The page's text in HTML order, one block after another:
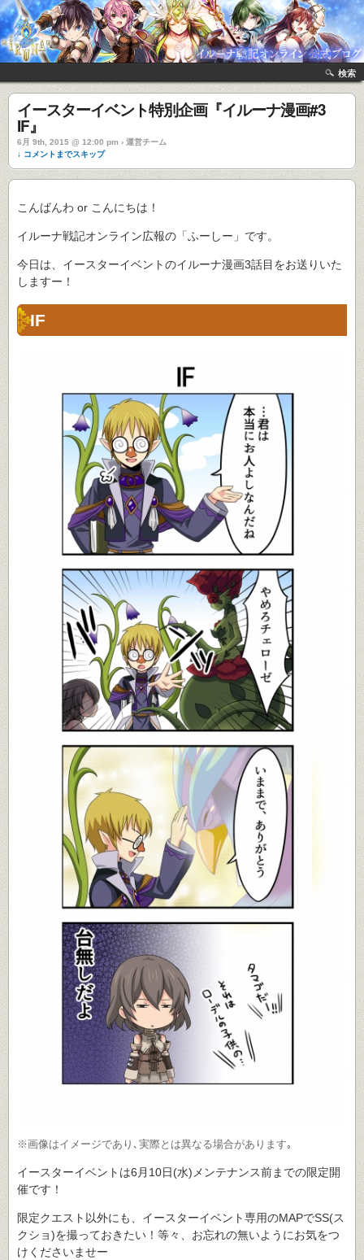
検索
イースターイベント特別企画『イルーナ漫画#3
IF』
6月 9th, 2015 @ 12:00 pm › 運営チーム
↓ コメントまでスキップ
こんばんわ or こんにちは！
イルーナ戦記オンライン広報の「ふーしー」です。
今日は、イースターイベントのイルーナ漫画3話目をお送りいた
しますー！
IF
※画像はイメージであり､実際とは異なる場合があります｡
イースターイベントは6月10日(水)メンテナンス前までの限定開
催です！
限定クエスト以外にも、イースターイベント専用のMAPでSS(ス
クショ)を撮っておきたい！等々、お忘れの無いようにお気をつ
けくださいませー